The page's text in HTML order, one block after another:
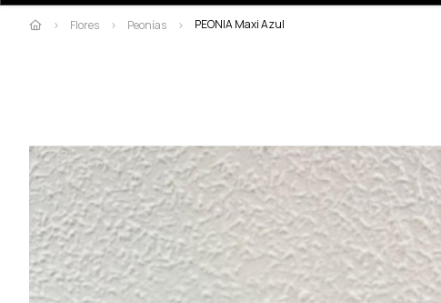
Flores Peonías PEONIA Maxi Azul